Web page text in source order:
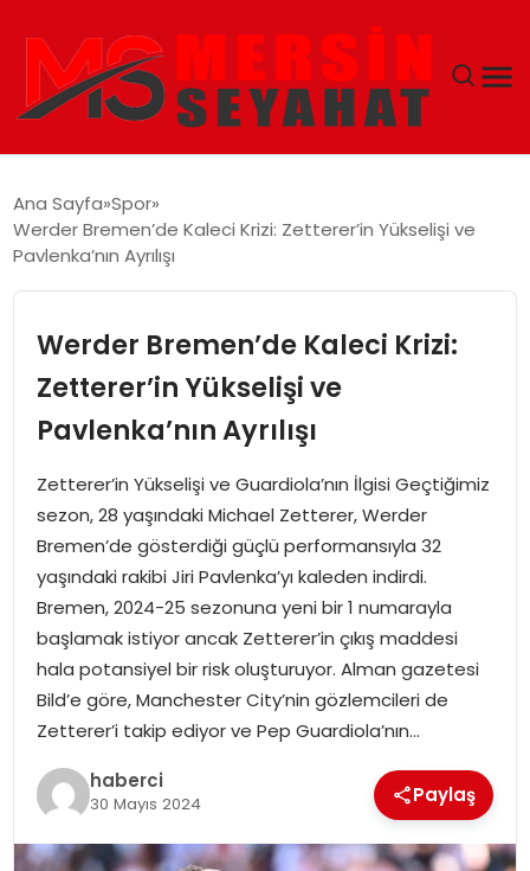
EKONOMI
GÜNCEL
Ana Sayfa Spor
Werder Bremen’de Kaleci Krizi: Zetterer’in Yükselişi ve
Pavlenka’nın Ayrılışı
Werder Bremen’de Kaleci Krizi:
Zetterer’in Yükselişi ve
Pavlenka’nın Ayrılışı
Zetterer’in Yükselişi ve Guardiola’nın İlgisi Geçtiğimiz
sezon, 28 yaşındaki Michael Zetterer, Werder
Bremen’de gösterdiği güçlü performansıyla 32
yaşındaki rakibi Jiri Pavlenka’yı kaleden indirdi.
Bremen, 2024-25 sezonuna yeni bir 1 numarayla
başlamak istiyor ancak Zetterer’in çıkış maddesi
hala potansiyel bir risk oluşturuyor. Alman gazetesi
Bild’e göre, Manchester City’nin gözlemcileri de
Zetterer’i takip ediyor ve Pep Guardiola’nın…
haberci
30 Mayıs 2024 Paylaş